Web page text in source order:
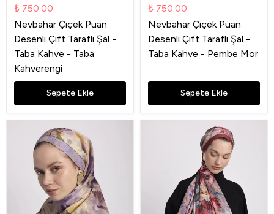
₺ 750.00
Nevbahar Çiçek Puan
Desenli Çift Taraflı Şal -
Taba Kahve - Taba
Kahverengi
Sepete Ekle
₺ 750.00
Nevbahar Çiçek Puan
Desenli Çift Taraflı Şal -
Taba Kahve - Pembe Mor
Sepete Ekle